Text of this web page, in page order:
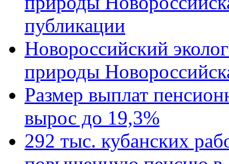
публикации
Новороссийский
природы
Размер выплат
вырос до 19,3%
292 тыс. кубанских